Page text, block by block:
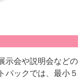
示会や説明会などの
パックでは、最小５